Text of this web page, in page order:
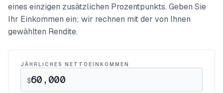
eines einzigen zusätzlichen Prozentpunkts. Geben Sie
Ihr Einkommen ein; wir rechnen mit der von Ihnen
gewählten Rendite.
JÄHRLICHES NETTOEINKOMMEN
$